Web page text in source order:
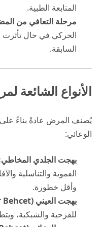
المتابعة الطبية.
مرحلة التعافي من
الحركي في حال تأثرت
السابقة.
الأنواع الشائعة
يُصنف المرض عادةً بناءً على
الوعائي:
بهجت الجلدي
الفموية والتناسلية
وأقل خطورة.
بهجت العيني (Ocular Behcet):
للقزحية والشبكية،